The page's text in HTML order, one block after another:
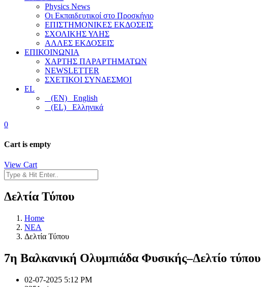
Physics News
Οι Εκπαιδευτικοί στο Προσκήνιο
ΕΠΙΣΤΗΜΟΝΙΚΕΣ ΕΚΔΟΣΕΙΣ
ΣΧΟΛΙΚΗΣ ΥΛΗΣ
ΑΛΛΕΣ ΕΚΔΟΣΕΙΣ
ΕΠΙΚΟΙΝΩΝΙΑ
ΧΑΡΤΗΣ ΠΑΡΑΡΤΗΜΑΤΩΝ
NEWSLETTER
ΣΧΕΤΙΚΟΙ ΣΥΝΔΕΣΜΟΙ
EL
(EN) English
(EL) Ελληνικά
0
Cart is empty
View Cart
Δελτία Τύπου
Home
NEA
Δελτία Τύπου
7η Βαλκανική Ολυμπιάδα Φυσικής–Δελτίο τύπου
02-07-2025 5:12 PM